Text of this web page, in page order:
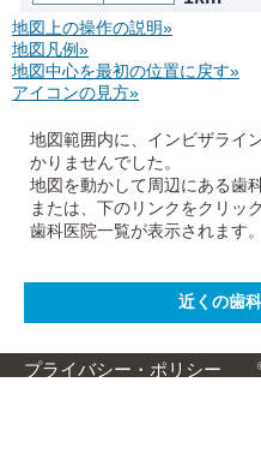
地図上の操作の説明»
地図凡例»
地図中心を最初の位置に戻す»
アイコンの見方»
地図範囲内に、インビザライ
かりませんでした。
地図を動かして周辺にある歯
または、下のリンクをクリッ
歯科医院一覧が表示されます。
プライバシー・ポリシー